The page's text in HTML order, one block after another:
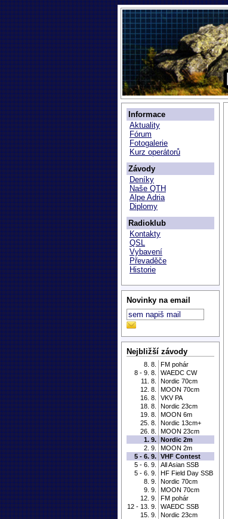
Informace
Aktuality
Fórum
Fotogalerie
Kurz operátorů
Závody
Deníky
Naše QTH
Alpe Adria
Diplomy
Radioklub
Kontakty
QSL
Vybavení
Převaděče
Historie
Novinky na email
Nejbližší závody
8. 8.
FM pohár
8 - 9. 8.
WAEDC CW
11. 8.
Nordic 70cm
12. 8.
MOON 70cm
16. 8.
VKV PA
18. 8.
Nordic 23cm
19. 8.
MOON 6m
25. 8.
Nordic 13cm+
26. 8.
MOON 23cm
1. 9. Nordic 2m
2. 9.
MOON 2m
5 - 6. 9. VHF Contest
5 - 6. 9.
All Asian SSB
5 - 6. 9.
HF Field Day SSB
8. 9.
Nordic 70cm
9. 9.
MOON 70cm
12. 9.
FM pohár
12 - 13. 9.
WAEDC SSB
15. 9.
Nordic 23cm